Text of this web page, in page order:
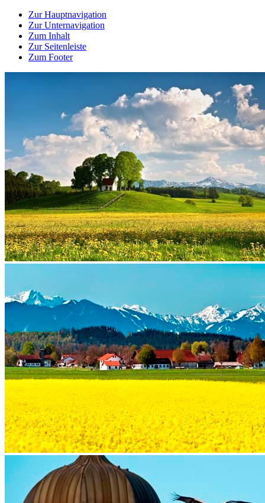
Zur Hauptnavigation
Zur Unternavigation
Zum Inhalt
Zur Seitenleiste
Zum Footer